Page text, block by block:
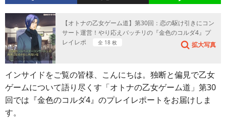
【オトナの乙女ゲーム道】第30回：恋の駆け引きにコン
サート運営！やり応えバッチリの『金色のコルダ4』プ
レイレポ
全 18 枚 拡大写真
インサイドをご覧の皆様、こんにちは。独断と偏見で乙女
ゲームについて語り尽くす「オトナの乙女ゲーム道」第30
回では『金色のコルダ4』のプレイレポートをお届けしま
す。